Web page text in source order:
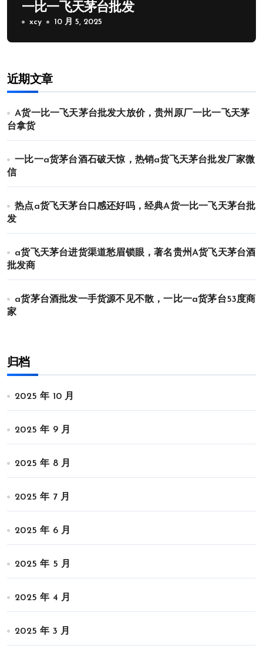
一比一飞天茅台批发
xcy 10 月 5, 2025
近期文章
A货一比一飞天茅台批发大放价，贵州原厂一比一飞天茅
台拿货
一比一a货茅台酒石破天惊，热销a货飞天茅台批发厂家微
信
热点a货飞天茅台口感还好吗，经典A货一比一飞天茅台批
发
a货飞天茅台进货渠道愁眉锁眼，著名贵州A货飞天茅台酒
批发商
a货茅台酒批发一手货源不见不散，一比一a货茅台53度商
家
归档
2025 年 10 月
2025 年 9 月
2025 年 8 月
2025 年 7 月
2025 年 6 月
2025 年 5 月
2025 年 4 月
2025 年 3 月